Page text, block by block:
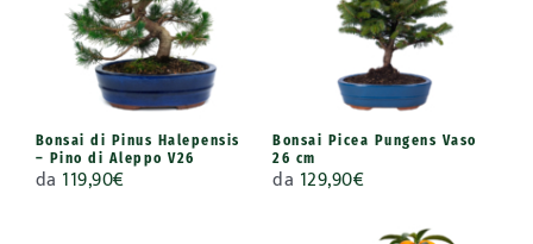
Bonsai di Pinus Halepensis
– Pino di Aleppo V26
da 119,90€
Bonsai Picea Pungens Vaso
26 cm
da 129,90€